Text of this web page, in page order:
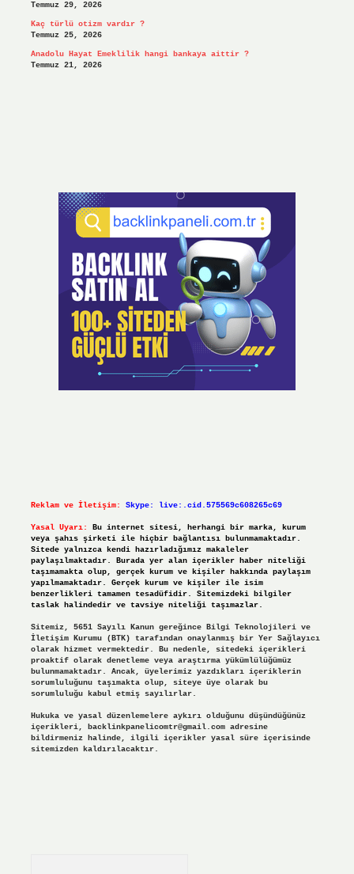
Temmuz 29, 2026
Kaç türlü otizm vardır ?
Temmuz 25, 2026
Anadolu Hayat Emeklilik hangi bankaya aittir ?
Temmuz 21, 2026
Reklam ve İletişim: Skype: live:.cid.575569c608265c69
Yasal Uyarı:
Bu internet sitesi, herhangi bir marka, kurum
veya şahıs şirketi ile hiçbir bağlantısı bulunmamaktadır.
Sitede yalnızca kendi hazırladığımız makaleler
paylaşılmaktadır. Burada yer alan içerikler haber niteliği
taşımamakta olup, gerçek kurum ve kişiler hakkında paylaşım
yapılmamaktadır. Gerçek kurum ve kişiler ile isim
benzerlikleri tamamen tesadüfidir. Sitemizdeki bilgiler
taslak halindedir ve tavsiye niteliği taşımazlar.
Sitemiz, 5651 Sayılı Kanun gereğince Bilgi Teknolojileri ve
İletişim Kurumu (BTK) tarafından onaylanmış bir Yer Sağlayıcı
olarak hizmet vermektedir. Bu nedenle, sitedeki içerikleri
proaktif olarak denetleme veya araştırma yükümlülüğümüz
bulunmamaktadır. Ancak, üyelerimiz yazdıkları içeriklerin
sorumluluğunu taşımakta olup, siteye üye olarak bu
sorumluluğu kabul etmiş sayılırlar.
Hukuka ve yasal düzenlemelere aykırı olduğunu düşündüğünüz
içerikleri, backlinkpanelicomtr@gmail.comadresine
bildirmeniz halinde, ilgili içerikler yasal süre içerisinde
sitemizden kaldırılacaktır.